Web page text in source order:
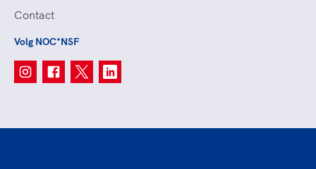
Contact
Volg NOC*NSF